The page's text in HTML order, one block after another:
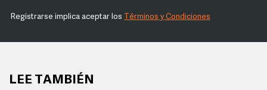
Registrarse implica aceptar los Términos y Condiciones
LEE TAMBIÉN